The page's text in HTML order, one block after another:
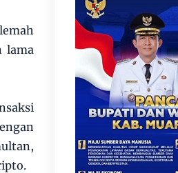
lama